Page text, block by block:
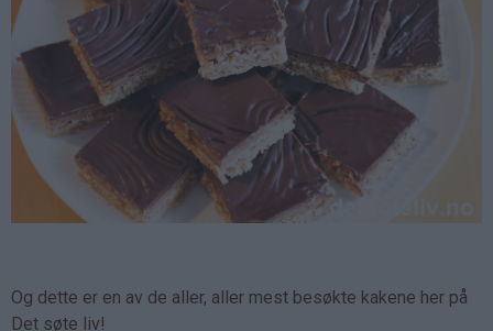
Og dette er en av de aller, aller mest besøkte kakene her på
Det søte liv!